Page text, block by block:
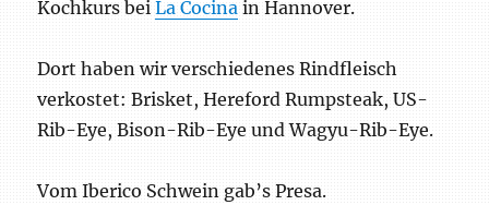
Kochkurs beiLa Cocina in Hannover.
Dort haben wir verschiedenes Rindfleisch
verkostet: Brisket, Hereford Rumpsteak, US-
Rib-Eye, Bison-Rib-Eye und Wagyu-Rib-Eye.
Vom Iberico Schwein gab’s Presa.